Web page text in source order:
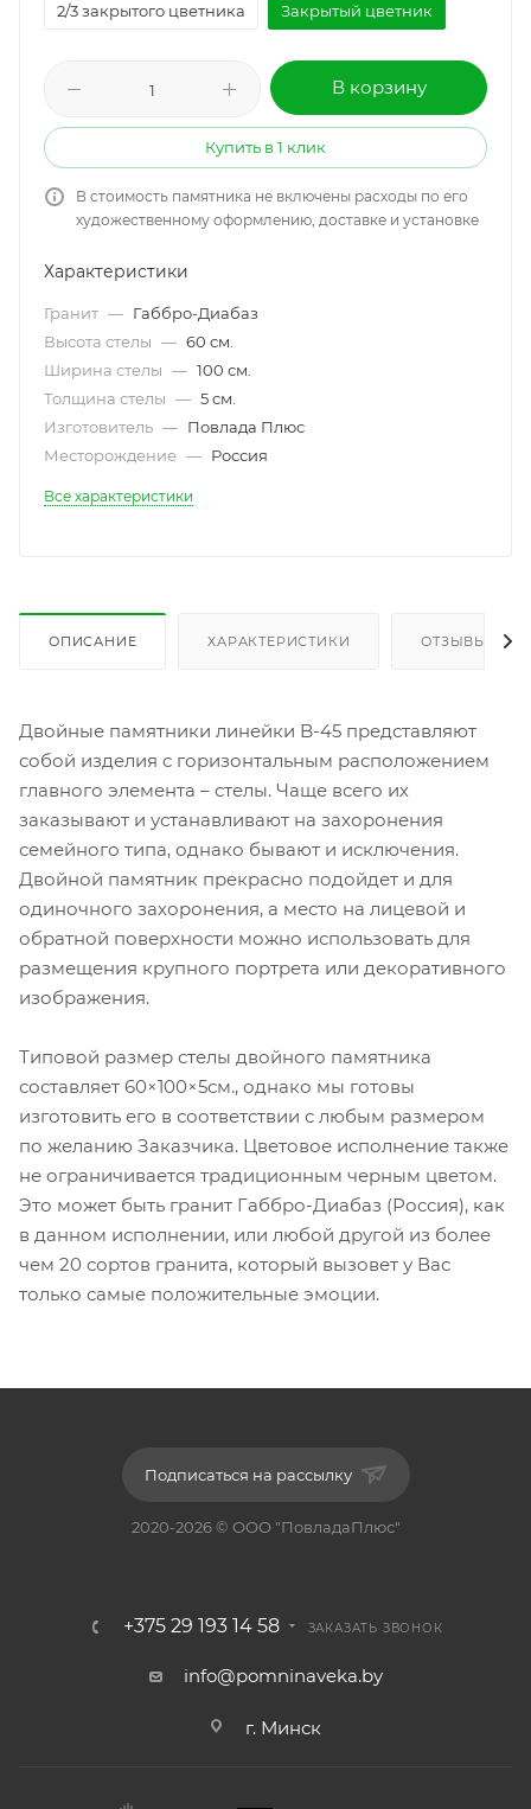
2/3 закрытого цветника Закрытый цветник
В корзину
Купить в 1 клик
В стоимость памятника не включены расходы по его
художественному оформлению, доставке и установке
Характеристики
Гранит — Габбро-Диабаз
Высота стелы — 60 см.
Ширина стелы — 100 см.
Толщина стелы — 5 см.
Изготовитель — Повлада Плюс
Месторождение — Россия
Все характеристики
ОПИСАНИЕ ХАРАКТЕРИСТИКИ ОТЗЫВЫ
Двойные памятники линейки B-45 представляют
собой изделия с горизонтальным расположением
главного элемента – стелы. Чаще всего их
заказывают и устанавливают на захоронения
семейного типа, однако бывают и исключения.
Двойной памятник прекрасно подойдет и для
одиночного захоронения, а место на лицевой и
обратной поверхности можно использовать для
размещения крупного портрета или декоративного
изображения.
Типовой размер стелы двойного памятника
составляет 60×100×5см., однако мы готовы
изготовить его в соответствии с любым размером
по желанию Заказчика. Цветовое исполнение также
не ограничивается традиционным черным цветом.
Это может быть гранит Габбро-Диабаз (Россия), как
в данном исполнении, или любой другой из более
чем 20 сортов гранита, который вызовет у Вас
только самые положительные эмоции.
Подписаться на рассылку
2020-2026 © ООО "ПовладаПлюс"
+375 29 193 14 58 ЗАКАЗАТЬ ЗВОНОК
info@pomninaveka.by
г. Минск